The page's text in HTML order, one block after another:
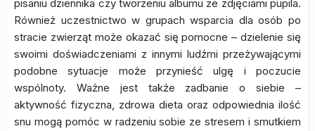
pisaniu dziennika czy tworzeniu albumu ze zdjęciami pupila.
Również uczestnictwo w grupach wsparcia dla osób po
stracie zwierząt może okazać się pomocne – dzielenie się
swoimi doświadczeniami z innymi ludźmi przeżywającymi
podobne sytuacje może przynieść ulgę i poczucie
wspólnoty. Ważne jest także zadbanie o siebie –
aktywność fizyczna, zdrowa dieta oraz odpowiednia ilość
snu mogą pomóc w radzeniu sobie ze stresem i smutkiem